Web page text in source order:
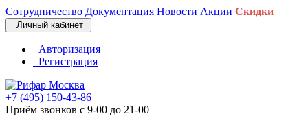
Сотрудничество Документация Новости Акции Скидки
Личный кабинет
Авторизация
Регистрация
+7 (495) 150-43-86
Приём звонков с 9-00 до 21-00